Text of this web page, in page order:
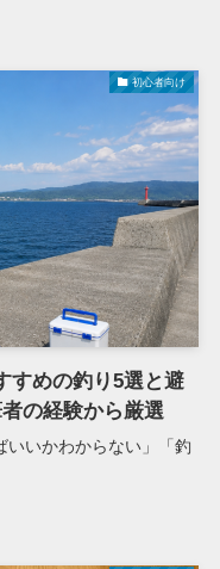
初心者向け
すめの釣り5選と避
の経験から厳選
いいかわからない」「釣